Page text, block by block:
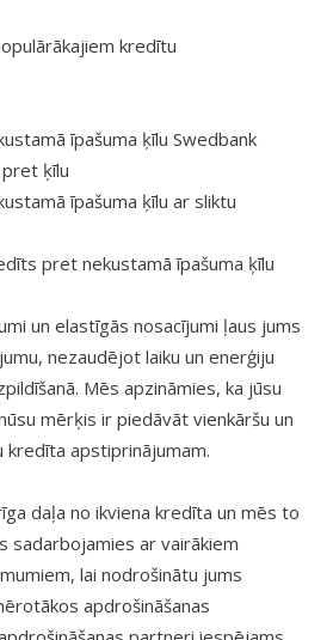
kredītu
īpašuma ķīlu Swedbank
ķīlu
īpašuma ķīlu ar sliktu
pret nekustamā īpašuma ķīlu
un elastīgās nosacījumi ļaus jums
nezaudējot laiku un enerģiju
Mēs apzināmies, ka jūsu
mērķis ir piedāvāt vienkāršu un
apstiprinājumam.
daļa no ikviena kredīta un mēs to
sadarbojamies ar vairākiem
lai nodrošinātu jums
apdrošināšanas